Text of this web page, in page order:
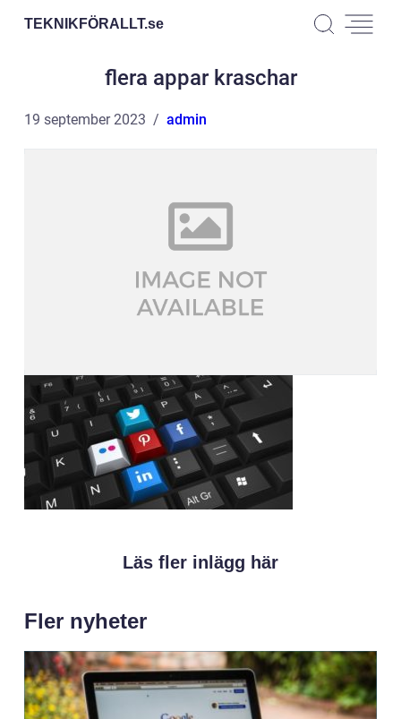
TEKNIKFÖRALLT.se
flera appar kraschar
19 september 2023 admin
Läs fler inlägg här
Fler nyheter